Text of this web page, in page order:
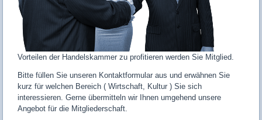
Vorteilen der Handelskammer zu profitieren werden Sie Mitglied.
Bitte füllen Sie unseren Kontaktformular aus und erwӓhnen Sie
kurz für welchen Bereich ( Wirtschaft, Kultur ) Sie sich
interessieren. Gerne übermitteln wir Ihnen umgehend unsere
Angebot für die Mitgliederschaft.